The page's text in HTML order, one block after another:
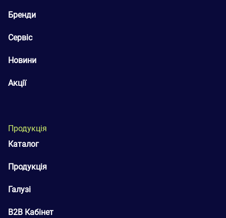
Бренди
Сервіс
Новини
Акції
Продукція
Каталог
Продукція
Галузі
B2B Кабінет